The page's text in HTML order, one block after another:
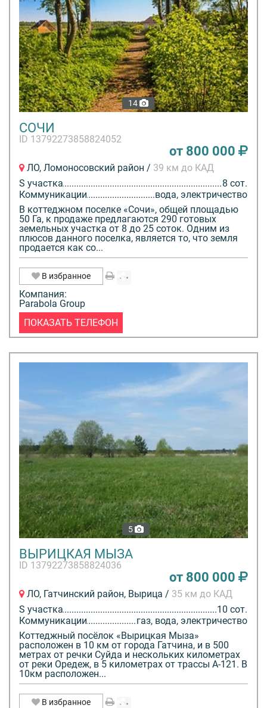
14
СОЧИ
ID 13792273858824052
от 800 000
ЛО, Ломоносовский район / 39 км до КАД
S участка
8 сот.
Коммуникации
вода, электричество
В коттеджном поселке «Сочи», общей площадью
50 Га, к продаже предлагаются 290 готовых
земельных участка от 8 до 25 соток. Одним из
плюсов данного поселка, является то, что земля
продается как со...
В избранное
Компания:
Parabola Group
ПОКАЗАТЬ ТЕЛЕФОН
5
ВЫРИЦКАЯ МЫЗА
ID 13792273858824036
от 800 000
ЛО, Гатчинский район, Вырица / 35 км до КАД
S участка
10 сот.
Коммуникации
газ, вода, электричество
Коттеджный посёлок «Вырицкая Мыза»
расположен в 10 км от города Гатчина, и в 500
метрах от речки Суйда и нескольких километрах
от реки Оредеж, в 5 километрах от трассы А-121. В
10км расположен...
В избранное